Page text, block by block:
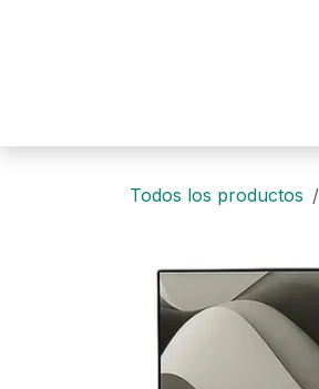
Todos los productos